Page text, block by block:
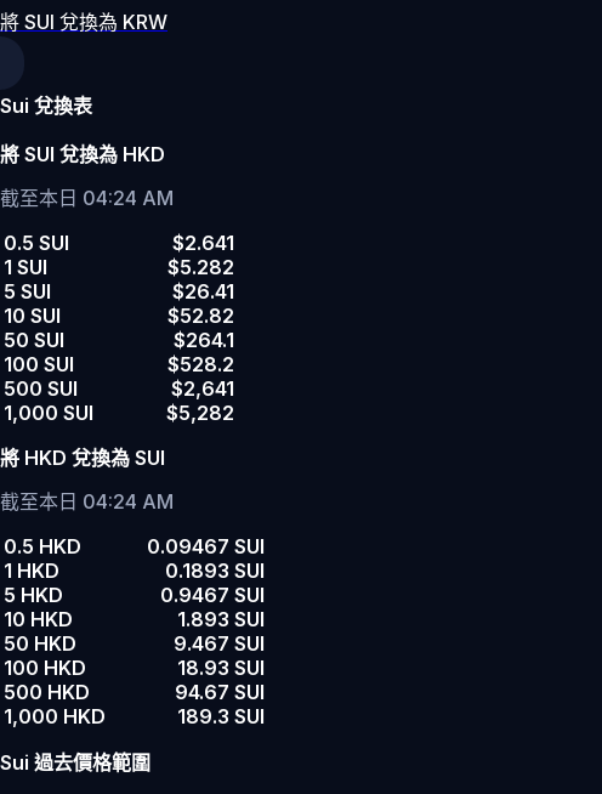
將 SUI 兌換為 KRW
Sui 兌換表
將 SUI 兌換為 HKD
截至本日 04:24 AM
0.5 SUI
$2.641
1 SUI
$5.282
5 SUI
$26.41
10 SUI
$52.82
50 SUI
$264.1
100 SUI
$528.2
500 SUI
$2,641
1,000 SUI
$5,282
將 HKD 兌換為 SUI
截至本日 04:24 AM
0.5 HKD
0.09467 SUI
1 HKD
0.1893 SUI
5 HKD
0.9467 SUI
10 HKD
1.893 SUI
50 HKD
9.467 SUI
100 HKD
18.93 SUI
500 HKD
94.67 SUI
1,000 HKD
189.3 SUI
Sui 過去價格範圍